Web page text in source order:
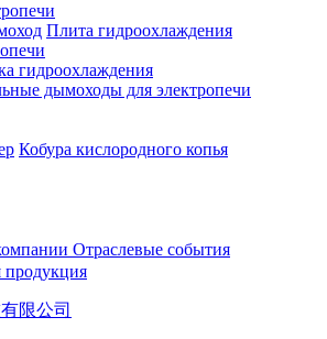
Плита гидроохлаждения
гидроохлаждения
дымоходы для электропечи
Кобура кислородного копья
Отраслевые события
продукция